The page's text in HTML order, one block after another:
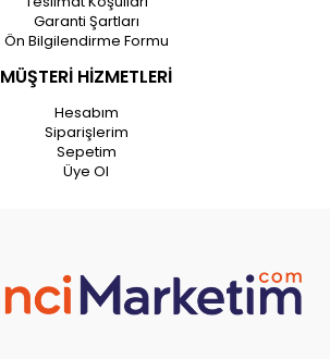
Garanti Şartları
Ön Bilgilendirme Formu
MÜŞTERİ HİZMETLERİ
Hesabım
Siparişlerim
Sepetim
Üye Ol